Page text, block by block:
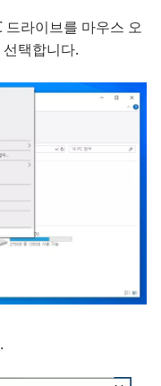
드라이브를 마우스 오
택합니다.